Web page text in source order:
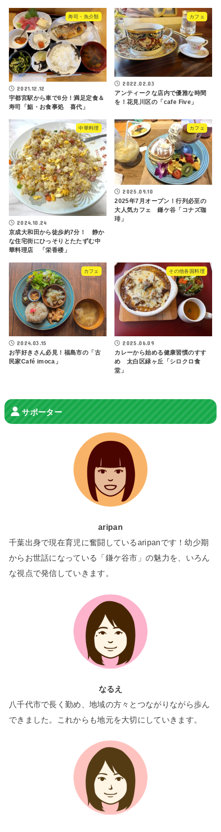
寿司・魚介類
2021.12.12
宇都宮駅から車で8分！満足定食＆
寿司「鮨・お食事処 喜代」
カフェ
2022.02.03
アンティークな店内で優雅な時間
を！花見川区の「cafe Five」
中華料理
2024.10.24
京成大和田から徒歩約7分！ 静か
な住宅街にひっそりとたたずむ中
華料理店 「栄香楼」
カフェ
2025.09.10
2025年7月オープン！行列必至の
大人気カフェ 鎌ケ谷「コナズ珈
琲」
カフェ
2024.03.15
お芋好きさん必見！福島市の「古
民家Café imoca」
その他各国料理
2025.06.09
カレーから始める健康習慣のすす
め 太白区緑ヶ丘「シロクロ食
堂」
サポーター
aripan
千葉出身で現在育児に奮闘しているaripanです！幼少期
からお世話になっている「鎌ケ谷市」の魅力を、いろん
な視点で発信していきます。
なるえ
八千代市で長く勤め、地域の方々とつながりながら歩ん
できました。これからも地元を大切にしていきます。